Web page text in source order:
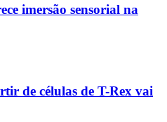
imersão sensorial na
de células de T-Rex vai